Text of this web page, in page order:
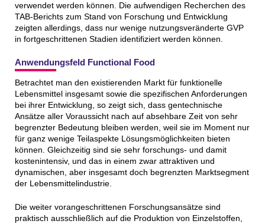
verwendet werden können. Die aufwendigen Recherchen des
TAB-Berichts zum Stand von Forschung und Entwicklung
zeigten allerdings, dass nur wenige nutzungsveränderte GVP
in fortgeschrittenen Stadien identifiziert werden können.
Anwendungsfeld Functional Food
Betrachtet man den existierenden Markt für funktionelle
Lebensmittel insgesamt sowie die spezifischen Anforderungen
bei ihrer Entwicklung, so zeigt sich, dass gentechnische
Ansätze aller Voraussicht nach auf absehbare Zeit von sehr
begrenzter Bedeutung bleiben werden, weil sie im Moment nur
für ganz wenige Teilaspekte Lösungsmöglichkeiten bieten
können. Gleichzeitig sind sie sehr forschungs- und damit
kostenintensiv, und das in einem zwar attraktiven und
dynamischen, aber insgesamt doch begrenzten Marktsegment
der Lebensmittelindustrie.
Die weiter vorangeschrittenen Forschungsansätze sind
praktisch ausschließlich auf die Produktion von Einzelstoffen,